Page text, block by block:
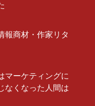
報商材・作家リタ
マーケティングに
なくなった人間は